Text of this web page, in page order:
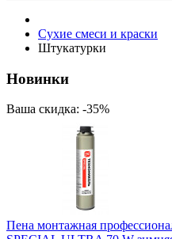
Сухие смеси и краски
Штукатурки
Новинки
Ваша скидка: -35%
Пена монтажная